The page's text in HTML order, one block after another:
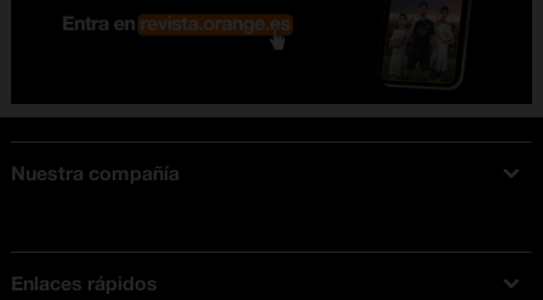
Nuestra compañía
Enlaces rápidos